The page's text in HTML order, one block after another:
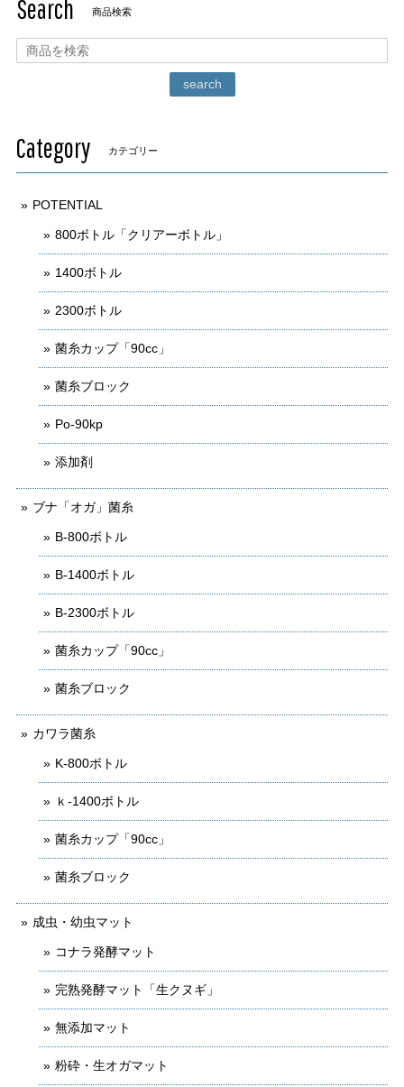
Search 商品検索
search
Category カテゴリー
POTENTIAL
800ボトル「クリアーボトル」
1400ボトル
2300ボトル
菌糸カップ「90cc」
菌糸ブロック
Po-90kp
添加剤
ブナ「オガ」菌糸
B-800ボトル
B-1400ボトル
B-2300ボトル
菌糸カップ「90cc」
菌糸ブロック
カワラ菌糸
K-800ボトル
ｋ-1400ボトル
菌糸カップ「90cc」
菌糸ブロック
成虫・幼虫マット
コナラ発酵マット
完熟発酵マット「生クヌギ」
無添加マット
粉砕・生オガマット